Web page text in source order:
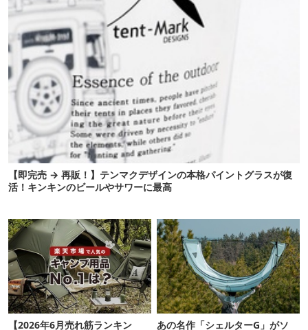
【即完売 → 再販！】テンマクデザインの本格パイントグラスが復
活！キンキンのビールやサワーに最高
【2026年6月売れ筋ランキン あの名作「シェルターG」がソ